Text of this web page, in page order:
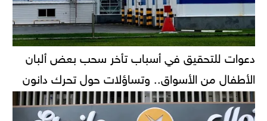
دعوات للتحقيق في أسباب تأخر سحب بعض ألبان
الأطفال من الأسواق.. وتساؤلات حول تحرك دانون